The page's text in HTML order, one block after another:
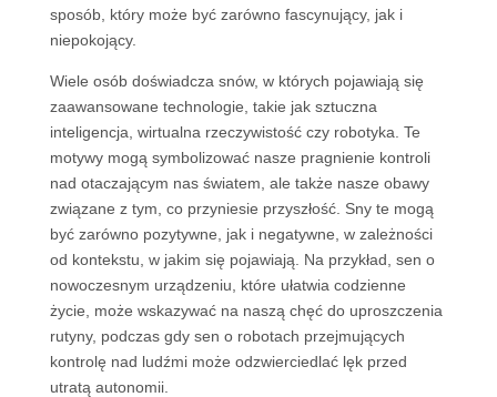
sposób, który może być zarówno fascynujący, jak i
niepokojący.
Wiele osób doświadcza snów, w których pojawiają się
zaawansowane technologie, takie jak sztuczna
inteligencja, wirtualna rzeczywistość czy robotyka. Te
motywy mogą symbolizować nasze pragnienie kontroli
nad otaczającym nas światem, ale także nasze obawy
związane z tym, co przyniesie przyszłość. Sny te mogą
być zarówno pozytywne, jak i negatywne, w zależności
od kontekstu, w jakim się pojawiają. Na przykład, sen o
nowoczesnym urządzeniu, które ułatwia codzienne
życie, może wskazywać na naszą chęć do uproszczenia
rutyny, podczas gdy sen o robotach przejmujących
kontrolę nad ludźmi może odzwierciedlać lęk przed
utratą autonomii.